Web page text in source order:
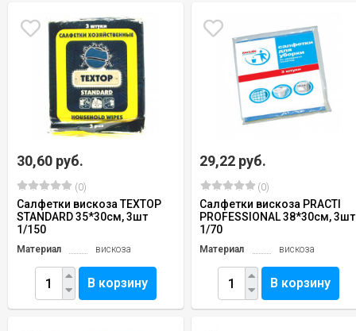
30,60 руб.
(0)
Салфетки вискоза TEXTOP
STANDARD 35*30см, 3шт
1/150
Материал вискоза
В корзину
29,22 руб.
(0)
Салфетки вискоза PRACTI
PROFESSIONAL 38*30см, 3шт
1/70
Материал вискоза
В корзину